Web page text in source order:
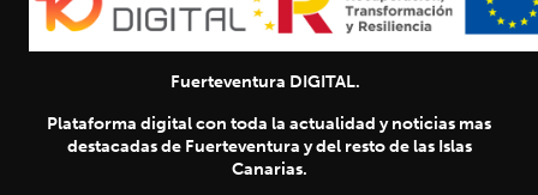
Fuerteventura DIGITAL.
Plataforma digital con toda la actualidad y noticias mas
destacadas de Fuerteventura y del resto de las Islas
Canarias.